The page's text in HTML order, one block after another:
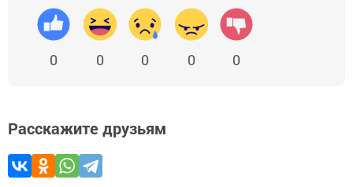
0 0 0 0 0
Расскажите друзьям